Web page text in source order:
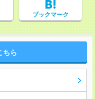
ブックマーク
ちら